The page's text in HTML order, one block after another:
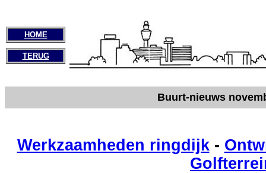
HOME
TERUG
Buurt-nieuws
Werkzaamheden ringdijk-